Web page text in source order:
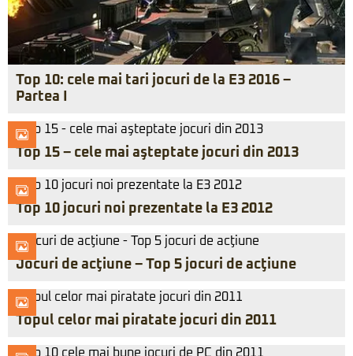
Top 10: cele mai tari jocuri de la E3 2016 –
Partea I
Top 15 – cele mai aşteptate jocuri din 2013
Top 10 jocuri noi prezentate la E3 2012
Jocuri de acţiune – Top 5 jocuri de acţiune
Topul celor mai piratate jocuri din 2011